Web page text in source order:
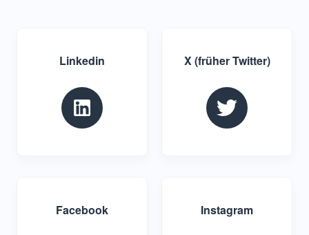
Linkedin X (früher Twitter)
Facebook Instagram